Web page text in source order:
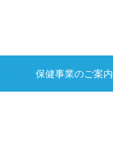
保健事業のご案内